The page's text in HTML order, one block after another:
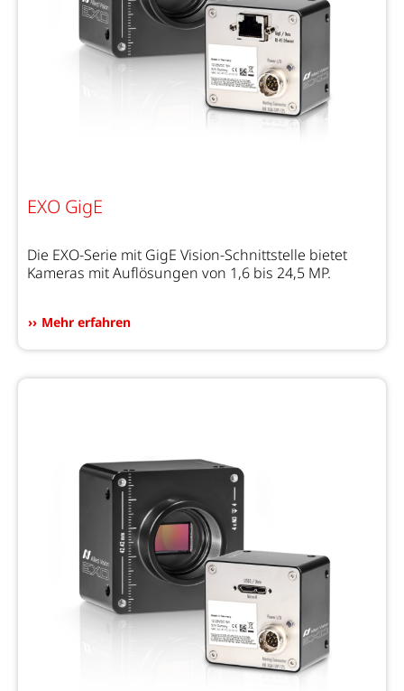
EXO GigE
Die EXO-Serie mit GigE Vision-Schnittstelle bietet
Kameras mit Auflösungen von 1,6 bis 24,5 MP.
Mehr erfahren